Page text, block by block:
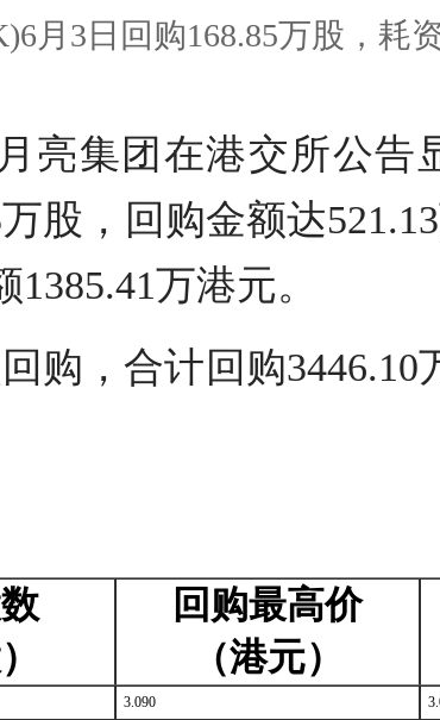
月3日回购168.85万股，耗资
亮集团在港交所公告
股，回购金额达
万港元。
购，合计回购3446.10
回购最高价
（港元）
3.090